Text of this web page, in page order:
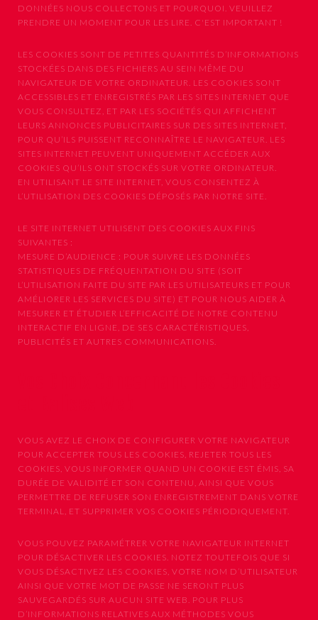
DONNÉES NOUS COLLECTONS ET POURQUOI. VEUILLEZ
PRENDRE UN MOMENT POUR LES LIRE. C'EST IMPORTANT !
LES COOKIES SONT DE PETITES QUANTITÉS D’INFORMATIONS
STOCKÉES DANS DES FICHIERS AU SEIN MÊME DU
NAVIGATEUR DE VOTRE ORDINATEUR. LES COOKIES SONT
ACCESSIBLES ET ENREGISTRÉS PAR LES SITES INTERNET QUE
VOUS CONSULTEZ, ET PAR LES SOCIÉTÉS QUI AFFICHENT
LEURS ANNONCES PUBLICITAIRES SUR DES SITES INTERNET,
POUR QU’ILS PUISSENT RECONNAÎTRE LE NAVIGATEUR. LES
SITES INTERNET PEUVENT UNIQUEMENT ACCÉDER AUX
COOKIES QU’ILS ONT STOCKÉS SUR VOTRE ORDINATEUR.
EN UTILISANT LE SITE INTERNET, VOUS CONSENTEZ À
L’UTILISATION DES COOKIES DÉPOSÉS PAR NOTRE SITE.
LE SITE INTERNET UTILISENT DES COOKIES AUX FINS
SUIVANTES :
MESURE D’AUDIENCE : POUR SUIVRE LES DONNÉES
STATISTIQUES DE FRÉQUENTATION DU SITE (SOIT
L’UTILISATION FAITE DU SITE PAR LES UTILISATEURS ET POUR
AMÉLIORER LES SERVICES DU SITE) ET POUR NOUS AIDER À
MESURER ET ÉTUDIER L’EFFICACITÉ DE NOTRE CONTENU
INTERACTIF EN LIGNE, DE SES CARACTÉRISTIQUES,
PUBLICITÉS ET AUTRES COMMUNICATIONS.
VOUS AVEZ LE CHOIX DE CONFIGURER VOTRE NAVIGATEUR
POUR ACCEPTER TOUS LES COOKIES, REJETER TOUS LES
COOKIES, VOUS INFORMER QUAND UN COOKIE EST ÉMIS, SA
DURÉE DE VALIDITÉ ET SON CONTENU, AINSI QUE VOUS
PERMETTRE DE REFUSER SON ENREGISTREMENT DANS VOTRE
TERMINAL, ET SUPPRIMER VOS COOKIES PÉRIODIQUEMENT.
VOUS POUVEZ PARAMÉTRER VOTRE NAVIGATEUR INTERNET
POUR DÉSACTIVER LES COOKIES. NOTEZ TOUTEFOIS QUE SI
VOUS DÉSACTIVEZ LES COOKIES, VOTRE NOM D’UTILISATEUR
AINSI QUE VOTRE MOT DE PASSE NE SERONT PLUS
SAUVEGARDÉS SUR AUCUN SITE WEB. POUR PLUS
D’INFORMATIONS RELATIVES AUX MÉTHODES VOUS